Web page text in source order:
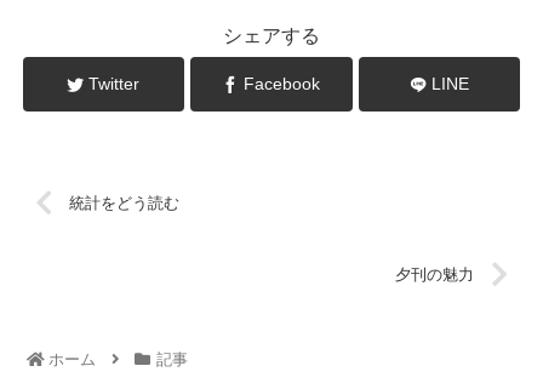
シェアする
Twitter Facebook LINE
統計をどう読む
夕刊の魅力
ホーム 記事